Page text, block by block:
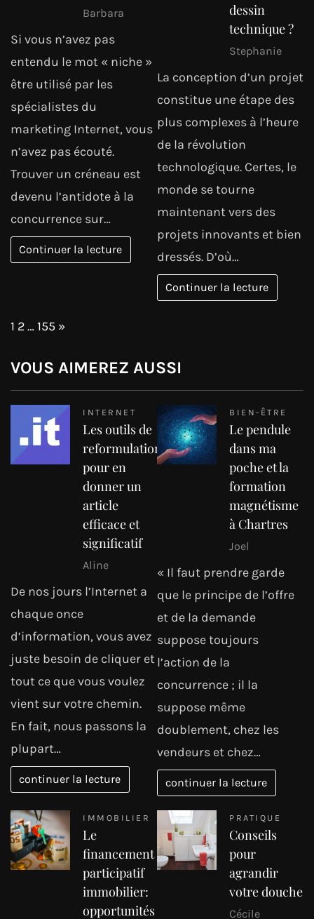
Barbara
Si vous n’avez pas
entendu le mot « niche »
être utilisé par les
spécialistes du
marketing Internet, vous
n’avez pas écouté.
Trouver un créneau est
devenu l’antidote à la
concurrence sur…
Continuer la lecture
dessin
technique ?
Stephanie
La conception d’un projet
constitue une étape des
plus complexes à l’heure
de la révolution
technologique. Certes, le
monde se tourne
maintenant vers des
projets innovants et bien
dressés. D’où…
Continuer la lecture
Page:
1 2…155 Next
»
VOUS AIMEREZ AUSSI
INTERNET
Les outils de
reformulation
pour en
donner un
article
efficace et
significatif
Aline
De nos jours l’Internet a
chaque once
d’information, vous avez
juste besoin de cliquer et
tout ce que vous voulez
vient sur votre chemin.
En fait, nous passons la
plupart…
continuer la lecture
BIEN-ÊTRE
Le pendule
dans ma
poche et la
formation
magnétisme
à Chartres
Joel
« Il faut prendre garde
que le principe de l’offre
et de la demande
suppose toujours
l’action de la
concurrence ; il la
suppose même
doublement, chez les
vendeurs et chez…
continuer la lecture
IMMOBILIER
Le
financement
participatif
immobilier:
opportunités
PRATIQUE
Conseils
pour
agrandir
votre douche
Cécile